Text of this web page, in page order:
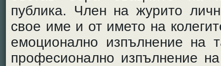
публика. Член на журито
свое име и от името на
емоционално изпълнение на
професионално изпълнение